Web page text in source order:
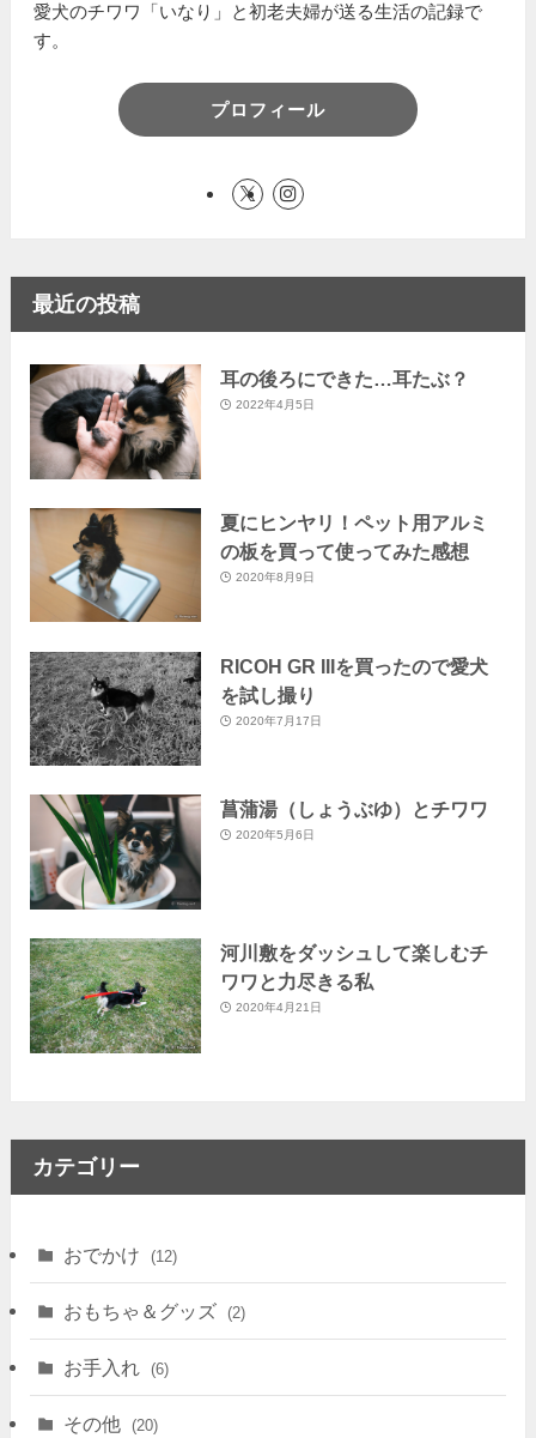
愛犬のチワワ「いなり」と初老夫婦が送る生活の記録で
す。
プロフィール
最近の投稿
耳の後ろにできた…耳たぶ？
2022年4月5日
夏にヒンヤリ！ペット用アルミ
の板を買って使ってみた感想
2020年8月9日
RICOH GR IIIを買ったので愛犬
を試し撮り
2020年7月17日
菖蒲湯（しょうぶゆ）とチワワ
2020年5月6日
河川敷をダッシュして楽しむチ
ワワと力尽きる私
2020年4月21日
カテゴリー
おでかけ (12)
おもちゃ＆グッズ (2)
お手入れ (6)
その他 (20)